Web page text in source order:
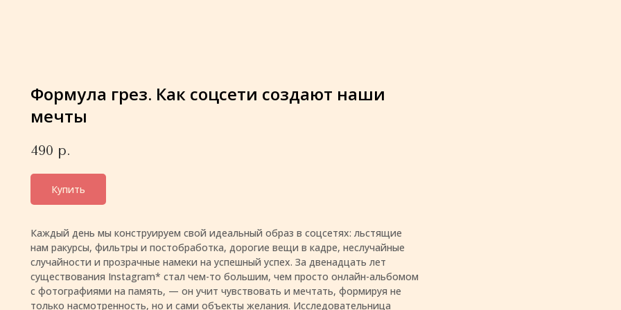
Формула грез. Как соцсети создают наши
мечты
490 р.
Купить
Каждый день мы конструируем свой идеальный образ в соцсетях: льстящие
нам ракурсы, фильтры и постобработка, дорогие вещи в кадре, неслучайные
случайности и прозрачные намеки на успешный успех. За двенадцать лет
существования Instagram* стал чем-то большим, чем просто онлайн-альбомом
с фотографиями на память, — он учит чувствовать и мечтать, формируя не
только насмотренность, но и сами объекты желания. Исследовательница